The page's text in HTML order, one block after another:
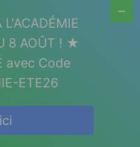
8 AOÛT ! ★
avec Code
ETE26